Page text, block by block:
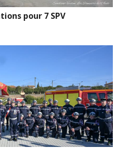
pour 7 SPV